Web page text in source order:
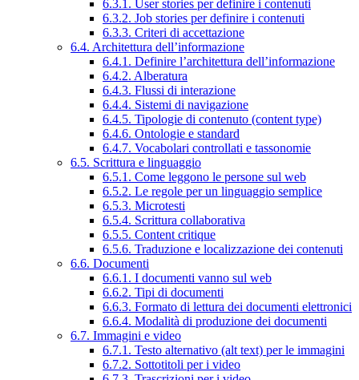
6.3.1. User stories per definire i contenuti
6.3.2. Job stories per definire i contenuti
6.3.3. Criteri di accettazione
6.4. Architettura dell’informazione
6.4.1. Definire l’architettura dell’informazione
6.4.2. Alberatura
6.4.3. Flussi di interazione
6.4.4. Sistemi di navigazione
6.4.5. Tipologie di contenuto (content type)
6.4.6. Ontologie e standard
6.4.7. Vocabolari controllati e tassonomie
6.5. Scrittura e linguaggio
6.5.1. Come leggono le persone sul web
6.5.2. Le regole per un linguaggio semplice
6.5.3. Microtesti
6.5.4. Scrittura collaborativa
6.5.5. Content critique
6.5.6. Traduzione e localizzazione dei contenuti
6.6. Documenti
6.6.1. I documenti vanno sul web
6.6.2. Tipi di documenti
6.6.3. Formato di lettura dei documenti elettronici
6.6.4. Modalità di produzione dei documenti
6.7. Immagini e video
6.7.1. Testo alternativo (alt text) per le immagini
6.7.2. Sottotitoli per i video